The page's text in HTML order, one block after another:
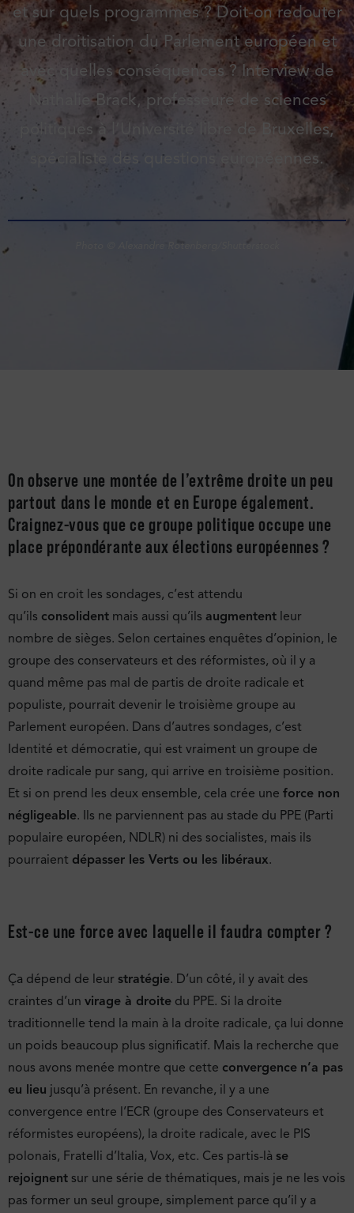
et sur quels programmes ? Doit-on redouter
une droitisation du Parlement européen et
avec quelles conséquences ? Interview de
Nathalie Brack, professeure de sciences
politiques à l’Université libre de Bruxelles,
spécialiste des questions européennes.
Photo © Alexandre Rotenberg/Shutterstock
On observe une montée de l’extrême droite un peu
partout dans le monde et en Europe également.
Craignez-vous que ce groupe politique occupe une
place prépondérante aux élections européennes ?
Si on en croit les sondages, c’est attendu
qu’ils consolident mais aussi qu’ils augmentent leur
nombre de sièges. Selon certaines enquêtes d’opinion, le
groupe des conservateurs et des réformistes, où il y a
quand même pas mal de partis de droite radicale et
populiste, pourrait devenir le troisième groupe au
Parlement européen. Dans d’autres sondages, c’est
Identité et démocratie, qui est vraiment un groupe de
droite radicale pur sang, qui arrive en troisième position.
Et si on prend les deux ensemble, cela crée une force non
négligeable. Ils ne parviennent pas au stade du PPE (Parti
populaire européen, NDLR) ni des socialistes, mais ils
pourraient dépasser les Verts ou les libéraux.
Est-ce une force avec laquelle il faudra compter ?
Ça dépend de leur stratégie. D’un côté, il y avait des
craintes d’un virage à droite du PPE. Si la droite
traditionnelle tend la main à la droite radicale, ça lui donne
un poids beaucoup plus significatif. Mais la recherche que
nous avons menée montre que cette convergence n’a pas
eu lieu jusqu’à présent. En revanche, il y a une
convergence entre l’ECR (groupe des Conservateurs et
réformistes européens), la droite radicale, avec le PIS
polonais, Fratelli d’Italia, Vox, etc. Ces partis-là se
rejoignent sur une série de thématiques, mais je ne les vois
pas former un seul groupe, simplement parce qu’il y a